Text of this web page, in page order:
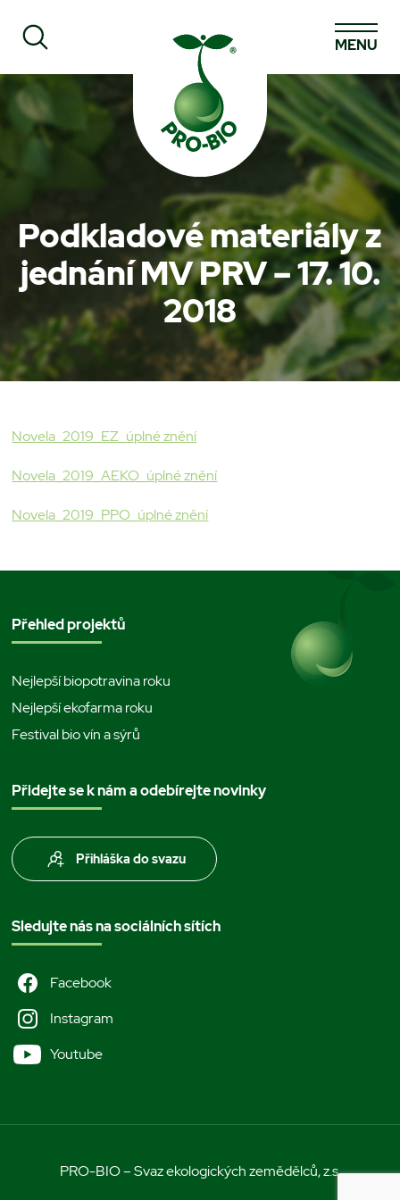
Prohledat PRO-BIO
MENU
Podkladové materiály z
jednání MV PRV – 17. 10.
2018
Novela_2019_EZ_úplné znění
Novela_2019_AEKO_úplné znění
Novela_2019_PPO_úplné znění
Přehled projektů
Nejlepší biopotravina roku
Nejlepší ekofarma roku
Festival bio vín a sýrů
Přidejte se k nám a odebírejte novinky
Přihláška do svazu
Sledujte nás na sociálních sítích
Facebook
Instagram
Youtube
PRO-BIO – Svaz ekologických zemědělců, z.s.